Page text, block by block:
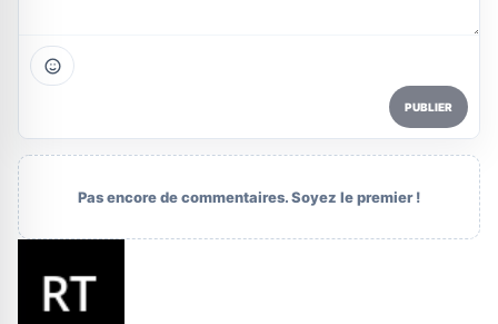
PUBLIER
Pas encore de commentaires. Soyez le premier !